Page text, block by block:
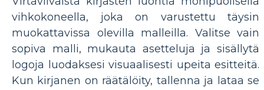
vihkokoneella, joka on varustettu täysin
muokattavissa olevilla malleilla. Valitse vain
sopiva malli, mukauta asetteluja ja sisällytä
logoja luodaksesi visuaalisesti upeita esitteitä.
Kun kirjanen on räätälöity, tallenna ja lataa se